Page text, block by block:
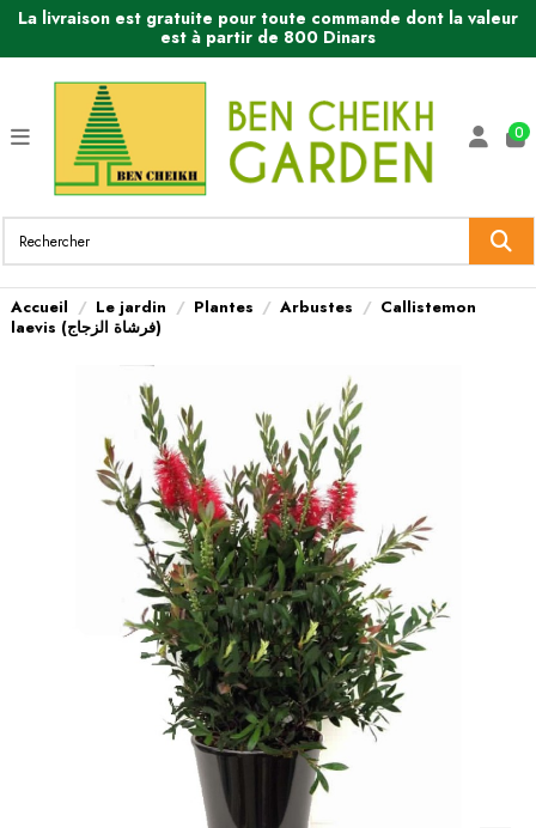
La livraison est gratuite pour toute commande dont la valeur
est à partir de 800 Dinars
0
Accueil Le jardin Plantes Arbustes
Callistemon
laevis (فرشاة الزجاج)